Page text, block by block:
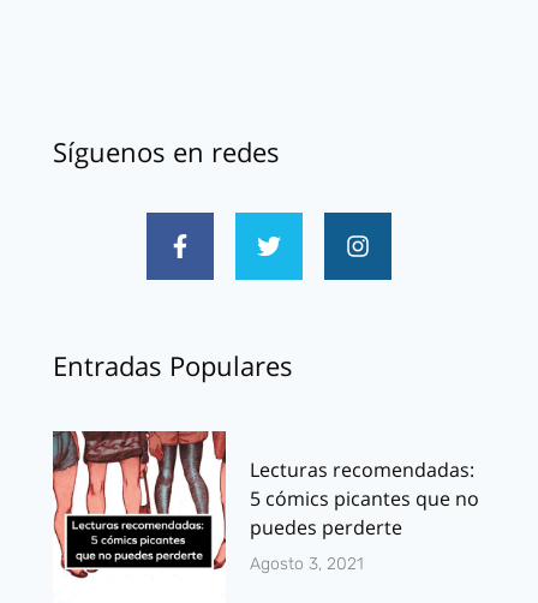
Síguenos en redes
Entradas Populares
Lecturas recomendadas:
5 cómics picantes que no
puedes perderte
Agosto 3, 2021